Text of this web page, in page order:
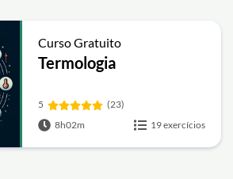
Curso Gratuito
Termologia
5
(23)
8h02m
19 exercícios